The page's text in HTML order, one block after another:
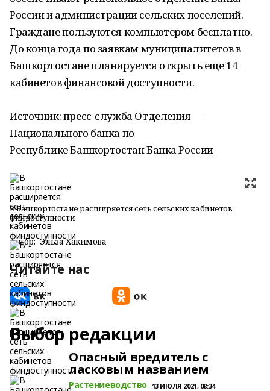
России и администрации сельских поселений.
Граждане пользуются компьютером бесплатно.
До конца года по заявкам муниципалитетов в
Башкортостане планируется открыть еще 14
кабинетов финансовой доступности.
Источник: пресс-служба Отделения —
Национального банка по
Республике Башкортостан Банка России
В Башкортостане расширяется сеть сельских кабинетов
финдоступности
Автор: Эльза Хакимова
Читайте нас
Выбор редакции
Опасный вредитель с
ласковым названием
Растениеводство 13 ИЮЛЯ 2021, 08:34